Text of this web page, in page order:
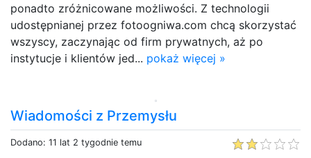
ponadto zróżnicowane możliwości. Z technologii
udostępnianej przez fotoogniwa.com chcą skorzystać
wszyscy, zaczynając od firm prywatnych, aż po
instytucje i klientów jed... pokaż więcej »
Wiadomości z Przemysłu
Dodano: 11 lat 2 tygodnie temu